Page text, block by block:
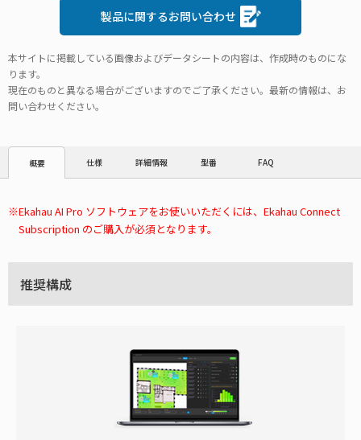
製品に関するお問い合わせ
本サイトに掲載している画像およびデータシートの内容は、作成時のものにな
ります。
現在のものと異なる場合がございますのでご了承ください。最新の情報は、お
問い合わせください。
概要 仕様 詳細情報 型番 FAQ
Ekahau AI Pro ソフトウェアをお使いいただくには、Ekahau Connect
Subscription のご購入が必須となります。
推奨構成